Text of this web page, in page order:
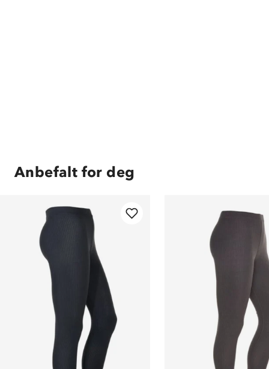
Anbefalt for deg